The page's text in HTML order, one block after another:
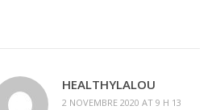
HEALTHYLALOU
2 NOVEMBRE 2020 AT 9 H 13